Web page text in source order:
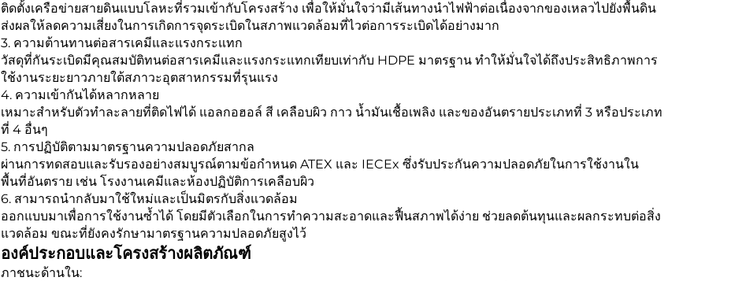
ติดตั้งเครือข่ายสายดินแบบโลหะที่รวมเข้ากับโครงสร้าง เพื่อให้มั่นใจว่ามีเส้นทางนำไฟฟ้าต่อเนื่องจากของเหลวไปยังพื้นดิน
ส่งผลให้ลดความเสี่ยงในการเกิดการจุดระเบิดในสภาพแวดล้อมที่ไวต่อการระเบิดได้อย่างมาก
3. ความต้านทานต่อสารเคมีและแรงกระแทก
วัสดุที่กันระเบิดมีคุณสมบัติทนต่อสารเคมีและแรงกระแทกเทียบเท่ากับ HDPE มาตรฐาน ทำให้มั่นใจได้ถึงประสิทธิภาพการ
ใช้งานระยะยาวภายใต้สภาวะอุตสาหกรรมที่รุนแรง
4. ความเข้ากันได้หลากหลาย
เหมาะสำหรับตัวทำละลายที่ติดไฟได้ แอลกอฮอล์ สี เคลือบผิว กาว น้ำมันเชื้อเพลิง และของอันตรายประเภทที่ 3 หรือประเภท
ที่ 4 อื่นๆ
5. การปฏิบัติตามมาตรฐานความปลอดภัยสากล
ผ่านการทดสอบและรับรองอย่างสมบูรณ์ตามข้อกำหนด ATEX และ IECEx ซึ่งรับประกันความปลอดภัยในการใช้งานใน
พื้นที่อันตราย เช่น โรงงานเคมีและห้องปฏิบัติการเคลือบผิว
6. สามารถนำกลับมาใช้ใหม่และเป็นมิตรกับสิ่งแวดล้อม
ออกแบบมาเพื่อการใช้งานซ้ำได้ โดยมีตัวเลือกในการทำความสะอาดและฟื้นสภาพได้ง่าย ช่วยลดต้นทุนและผลกระทบต่อสิ่ง
แวดล้อม ขณะที่ยังคงรักษามาตรฐานความปลอดภัยสูงไว้
องค์ประกอบและโครงสร้างผลิตภัณฑ์
ภาชนะด้านใน: